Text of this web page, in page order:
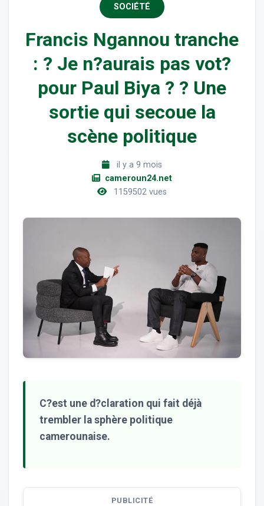
SOCIÉTÉ
Francis Ngannou tranche
: ? Je n?aurais pas vot?
pour Paul Biya ? ? Une
sortie qui secoue la
scène politique
il y a 9 mois
cameroun24.net
1159502 vues
C?est une d?claration qui fait déjà
trembler la sphère politique
camerounaise.
PUBLICITÉ